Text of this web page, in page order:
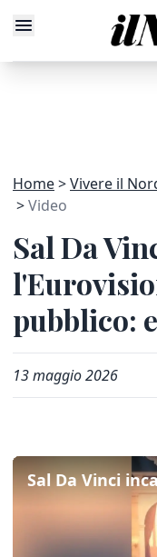
Home Vivere il
Video
Sal Da
pubblico:
13 maggio 2026